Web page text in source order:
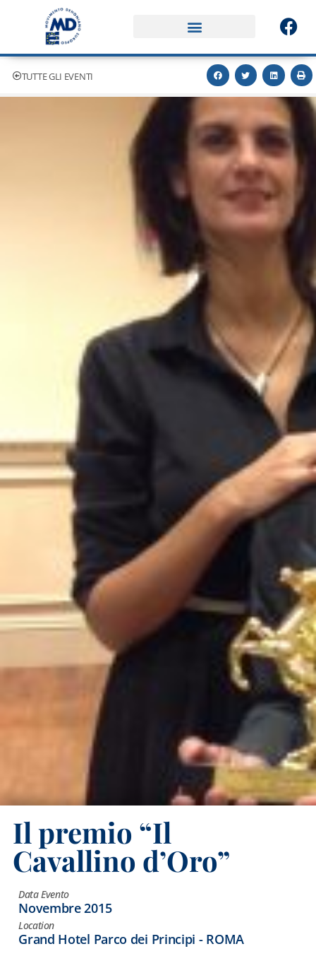
TUTTE GLI EVENTI
Il premio “Il
Cavallino d’Oro”
Data Evento
Novembre 2015
Location
Grand Hotel Parco dei Principi - ROMA